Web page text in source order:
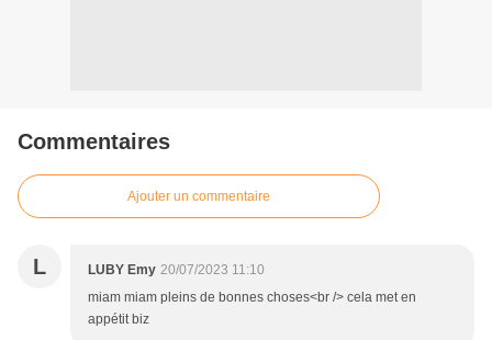
Commentaires
Ajouter un commentaire
L LUBY Emy 20/07/2023 11:10
miam miam pleins de bonnes choses<br /> cela met en
appétit biz